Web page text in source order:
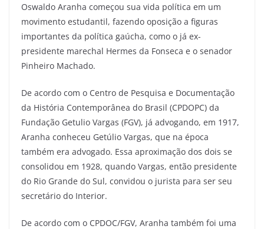
Oswaldo Aranha começou sua vida política em um
movimento estudantil, fazendo oposição a figuras
importantes da política gaúcha, como o já ex-
presidente marechal Hermes da Fonseca e o senador
Pinheiro Machado.
De acordo com o Centro de Pesquisa e Documentação
da História Contemporânea do Brasil (CPDOPC) da
Fundação Getulio Vargas (FGV), já advogando, em 1917,
Aranha conheceu Getúlio Vargas, que na época
também era advogado. Essa aproximação dos dois se
consolidou em 1928, quando Vargas, então presidente
do Rio Grande do Sul, convidou o jurista para ser seu
secretário do Interior.
De acordo com o CPDOC/FGV, Aranha também foi uma